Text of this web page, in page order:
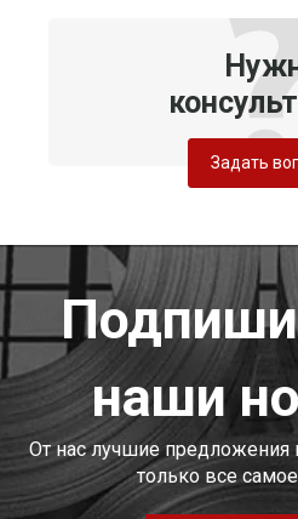
Задать
наши
От нас лучшие предложения
только все